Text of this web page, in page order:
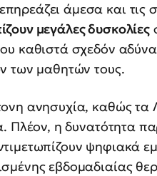
άμεσα και τις
μεγάλες δυσκολίες
καθιστά σχεδόν
των μαθητών τους.
ανησυχία, καθώς
Πλέον, η δυνατότητα
ψηφιακά
εβδομαδιαίας